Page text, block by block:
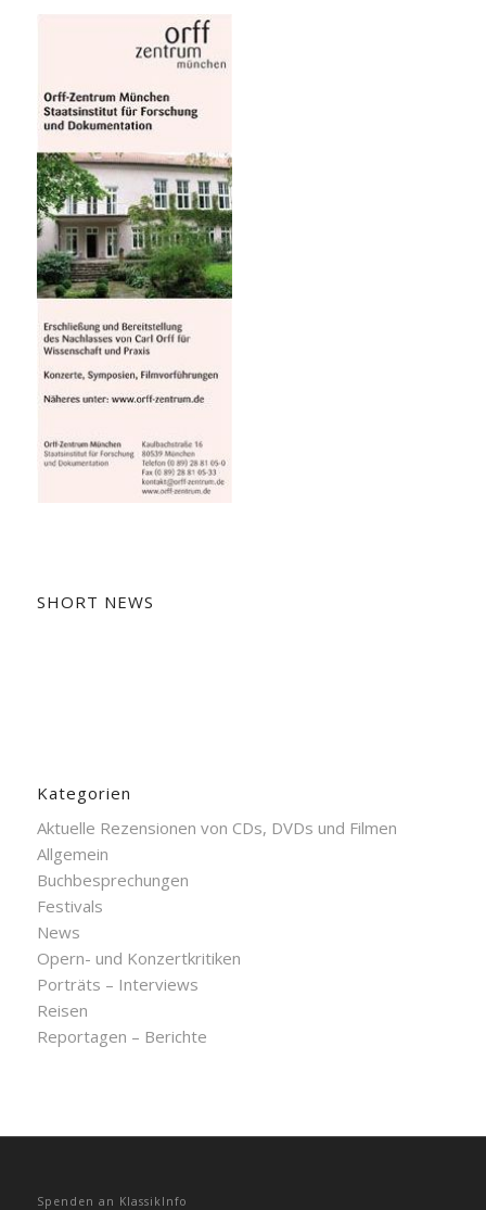
SHORT NEWS
Kategorien
Aktuelle Rezensionen von CDs, DVDs und Filmen
Allgemein
Buchbesprechungen
Festivals
News
Opern- und Konzertkritiken
Porträts – Interviews
Reisen
Reportagen – Berichte
Spenden an KlassikInfo